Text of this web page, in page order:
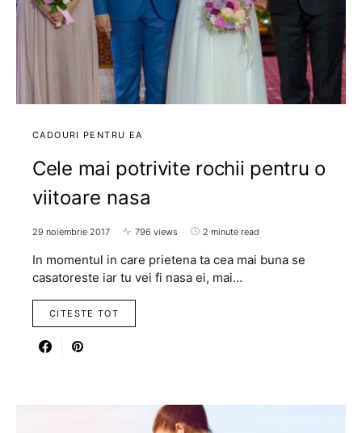
CADOURI PENTRU EA
Cele mai potrivite rochii pentru o
viitoare nasa
29 noiembrie 2017 796 views 2 minute read
In momentul in care prietena ta cea mai buna se
casatoreste iar tu vei fi nasa ei, mai…
CITESTE TOT